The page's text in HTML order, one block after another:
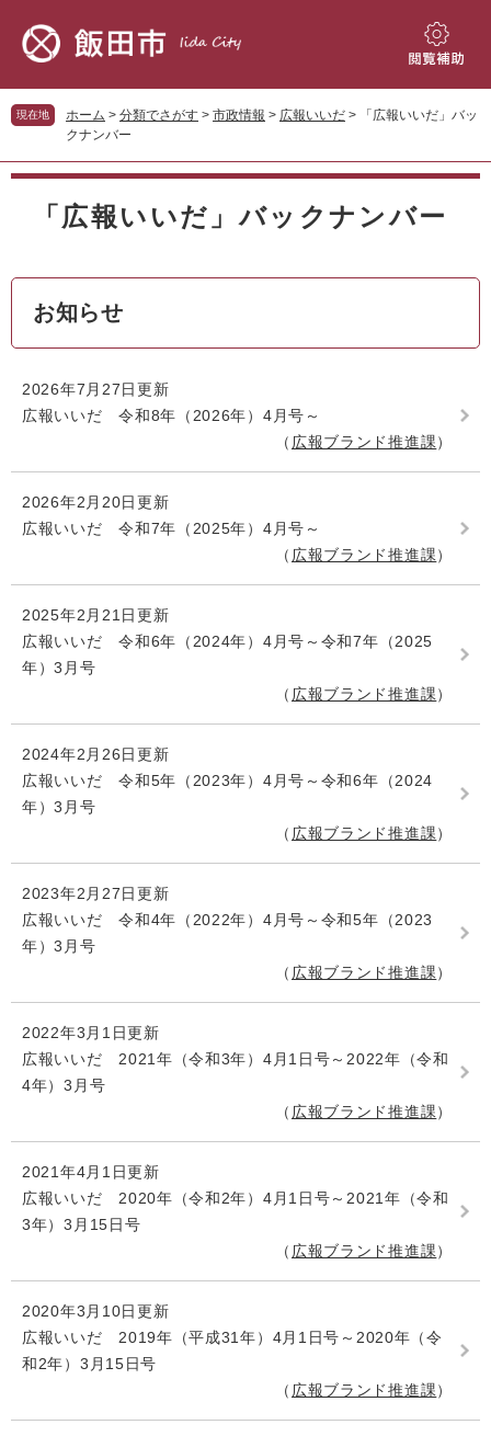
先
頭
す。
を
飛
し
閲
現在地 ホーム > 分類でさがす > 市政情報 > 広報いいだ >
「広報いいだ」バッ
クナンバー
本
「広報いいだ」バックナンバー
お知らせ
2026年7月27日更新
広報いいだ 令和8年（2026年）4月号～
広報ブランド推進課
2026年2月20日更新
広報いいだ 令和7年（2025年）4月号～
広報ブランド推進課
2025年2月21日更新
広報いいだ 令和6年（2024年）4月号～令和7年（2025
年）3月号
広報ブランド推進課
2024年2月26日更新
広報いいだ 令和5年（2023年）4月号～令和6年（2024
年）3月号
広報ブランド推進課
2023年2月27日更新
広報いいだ 令和4年（2022年）4月号～令和5年（2023
年）3月号
広報ブランド推進課
2022年3月1日更新
広報いいだ 2021年（令和3年）4月1日号～2022年（令和
4年）3月号
広報ブランド推進課
2021年4月1日更新
広報いいだ 2020年（令和2年）4月1日号～2021年（令和
3年）3月15日号
広報ブランド推進課
2020年3月10日更新
広報いいだ 2019年（平成31年）4月1日号～2020年（令
和2年）3月15日号
広報ブランド推進課